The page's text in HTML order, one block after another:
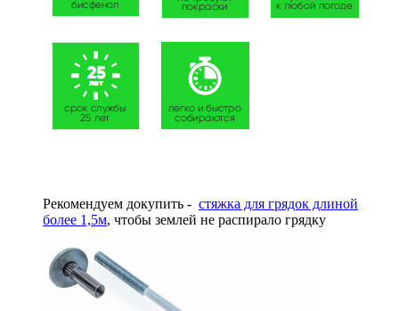
Рекомендуем докупить - стяжка для грядок длиной
более 1,5м, чтобы землей не распирало грядку